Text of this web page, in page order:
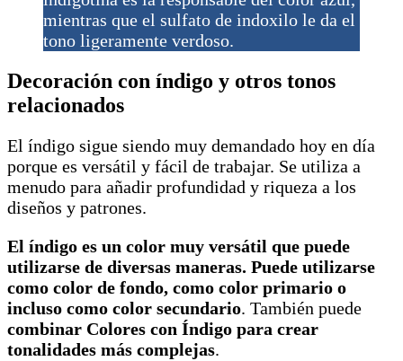
mientras que el sulfato de indoxilo le da el
tono ligeramente verdoso.
Decoración con índigo y otros tonos
relacionados
El índigo sigue siendo muy demandado hoy en día
porque es versátil y fácil de trabajar. Se utiliza a
menudo para añadir profundidad y riqueza a los
diseños y patrones.
El índigo es un color muy versátil que puede
utilizarse de diversas maneras. Puede utilizarse
como color de fondo, como color primario o
incluso como color secundario. También puede
combinar Colores con Índigo para crear
tonalidades más complejas.